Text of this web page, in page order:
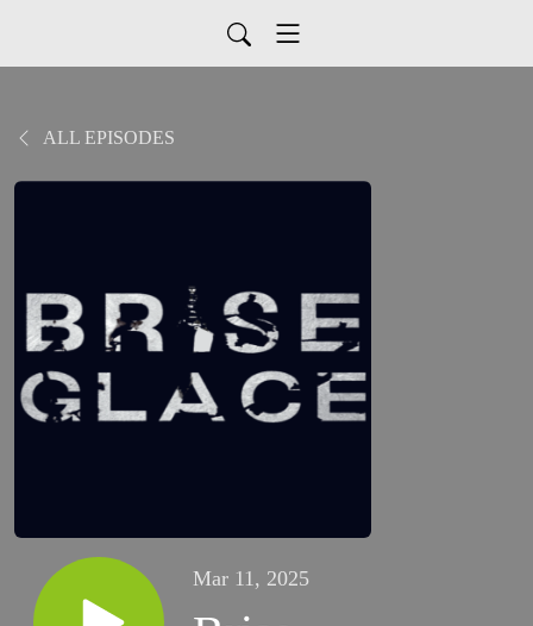
ALL EPISODES
Mar 11, 2025